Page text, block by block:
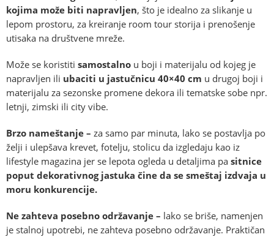
kojima može biti napravljen, što je idealno za slikanje u
lepom prostoru, za kreiranje room tour storija i prenošenje
utisaka na društvene mreže.
Može se koristiti samostalno u boji i materijalu od kojeg je
napravljen ili ubaciti u jastučnicu 40×40 cm u drugoj boji i
materijalu za sezonske promene dekora ili tematske sobe npr.
letnji, zimski ili city vibe.
Brzo nameštanje – za samo par minuta, lako se postavlja po
želji i ulepšava krevet, fotelju, stolicu da izgledaju kao iz
lifestyle magazina jer se lepota ogleda u detaljima pa sitnice
poput dekorativnog jastuka čine da se smeštaj izdvaja u
moru konkurencije.
Ne zahteva posebno održavanje – lako se briše, namenjen
je stalnoj upotrebi, ne zahteva posebno održavanje. Praktičan